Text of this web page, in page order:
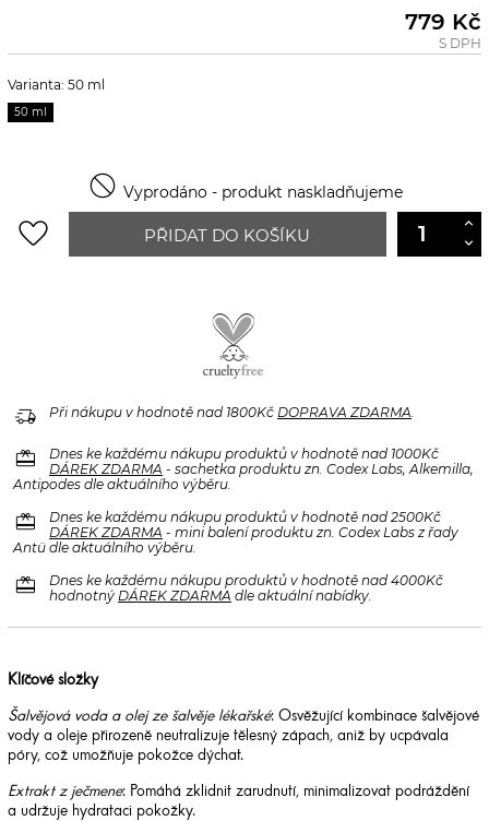
779 Kč
S DPH
Varianta: 50 ml
50 ml
 Vyprodáno - produkt naskladňujeme
favorite_border PŘIDAT DO KOŠÍKU
delivery_truck_speed Při nákupu v hodnotě nad 1800Kč DOPRAVA ZDARMA.
redeem
Dnes ke každému nákupu produktů v hodnotě nad 1000Kč
DÁREK ZDARMA - sachetka produktu zn. Codex Labs, Alkemilla,
Antipodes dle aktuálního výběru.
redeem
Dnes ke každému nákupu produktů v hodnotě nad 2500Kč
DÁREK ZDARMA - mini balení produktu zn. Codex Labs z řady
Antü dle aktuálního výběru.
redeem
Dnes ke každému nákupu produktů v hodnotě nad 4000Kč
hodnotný DÁREK ZDARMA dle aktuální nabídky.
Klíčové složky
Šalvějová voda a olej ze šalvěje lékařské: Osvěžující kombinace šalvějové
vody a oleje přirozeně neutralizuje tělesný zápach, aniž by ucpávala
póry, což umožňuje pokožce dýchat.
Extrakt z ječmene: Pomáhá zklidnit zarudnutí, minimalizovat podráždění
a udržuje hydrataci pokožky.